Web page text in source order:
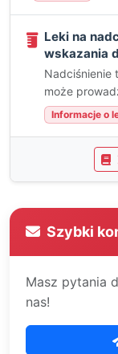
Leki na
wskazania
Nadciśnienie
może
Informacje o
Szybki
Masz pytania
nas!